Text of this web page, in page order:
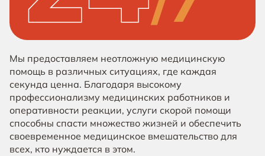
Мы предоставляем неотложную медицинскую
помощь в различных ситуациях, где каждая
секунда ценна. Благодаря высокому
профессионализму медицинских работников и
оперативности реакции, услуги скорой помощи
способны спасти множество жизней и обеспечить
своевременное медицинское вмешательство для
всех, кто нуждается в этом.